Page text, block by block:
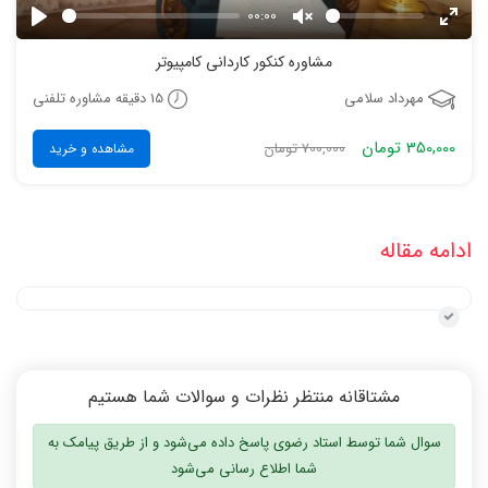
Play
00:00
Unmute
Enter
مشاوره کنکور کاردانی کامپیوتر
مهرداد سلامی
350,000 تومان 700,000 تومان مشاهده و خرید
ادامه مقاله
مشتاقانه منتظر نظرات و سوالات شما هستیم
سوال شما توسط استاد رضوی پاسخ داده می‌شود و از طریق پیامک به
شما اطلاع رسانی می‌شود